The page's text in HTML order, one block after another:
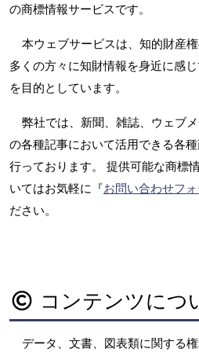
の商標情報サービスです。
本ウェブサービスは、知的財産
多くの方々に知財情報を身近に感
を目的としています。
弊社では、新聞、雑誌、ウェブ
の各種記事において活用できる各
行っております。 提供可能な商標
いてはお気軽に『お問い合わせフ
ださい。
コンテンツにつ
データ、文書、図表類に関する